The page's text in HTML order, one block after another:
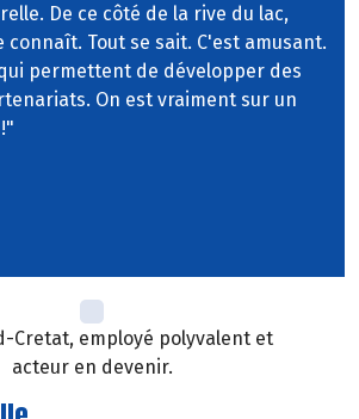
De ce côté de la rive du lac,
connaît. Tout se sait. C'est amusant.
permettent de développer des
On est vraiment sur un
Cretat, employé polyvalent et
acteur en devenir.